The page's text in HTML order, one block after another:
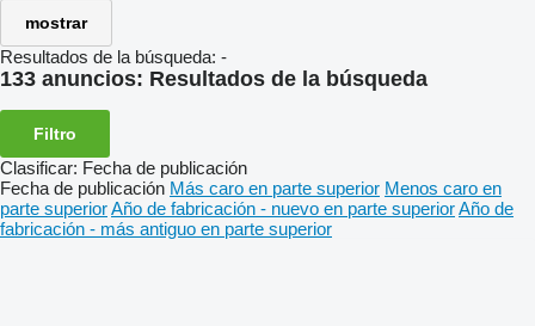
mostrar
Resultados de la búsqueda: -
133 anuncios: Resultados de la búsqueda
Filtro
Clasificar: Fecha de publicación
Fecha de publicación Más caro en parte superior Menos caro en
parte superiorAño de fabricación - nuevo en parte superiorAño de
fabricación - más antiguo en parte superior